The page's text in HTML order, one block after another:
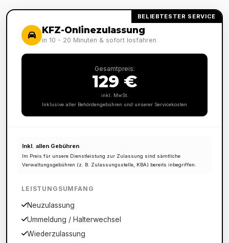
BELIEBTESTER SERVICE
KFZ-Onlinezulassung
in 10 - 20 Minuten & sofort losfahren
Gesamtpreis:
129 €
inkl. MwSt.
Inklusive aller Behördengebühren und unserer Servicekosten
Inkl. allen Gebühren
Im Preis für unsere Dienstleistung zur Zulassung sind sämtliche
Verwaltungsgebühren (z. B. Zulassungsstelle, KBA) bereits inbegriffen.
LEISTUNGSUMFANG
Neuzulassung
Ummeldung / Halterwechsel
Wiederzulassung